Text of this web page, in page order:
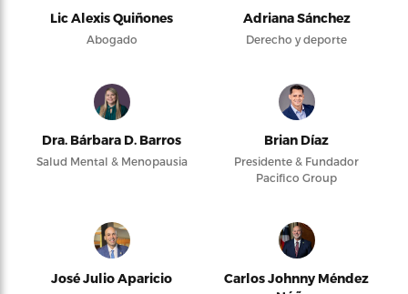
Lic Alexis Quiñones
Abogado
Adriana Sánchez
Derecho y deporte
Dra. Bárbara D. Barros
Salud Mental & Menopausia
Brian Díaz
Presidente & Fundador
Pacifico Group
José Julio Aparicio
Carlos Johnny Méndez